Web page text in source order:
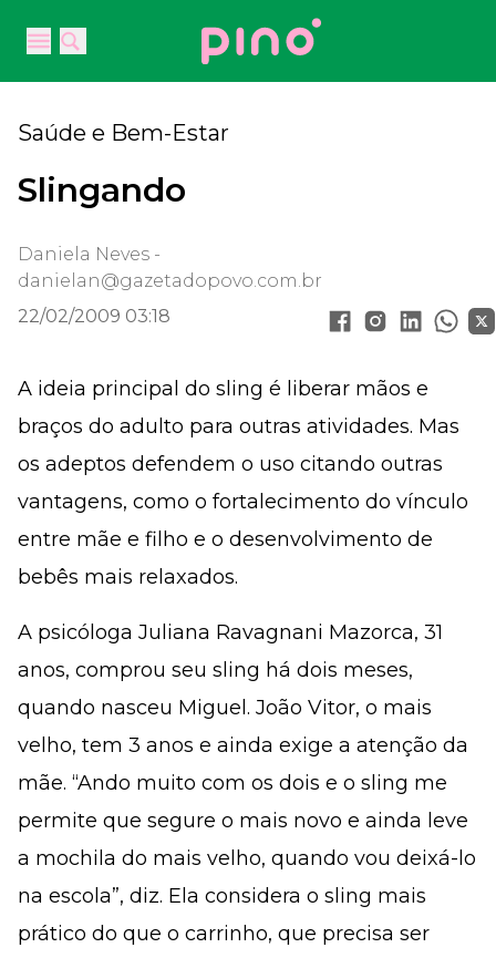
Open main menu
Open main menu
Your Company
Saúde e Bem-Estar
Slingando
Daniela Neves -
danielan@gazetadopovo.com.br
22/02/2009 03:18
A ideia principal do sling é liberar mãos e
braços do adulto para outras atividades. Mas
os adeptos defendem o uso citando outras
vantagens, como o fortalecimento do vínculo
entre mãe e filho e o desenvolvimento de
bebês mais relaxados.
A psicóloga Juliana Ravagnani Mazorca, 31
anos, comprou seu sling há dois meses,
quando nasceu Miguel. João Vitor, o mais
velho, tem 3 anos e ainda exige a atenção da
mãe. “Ando muito com os dois e o sling me
permite que segure o mais novo e ainda leve
a mochila do mais velho, quando vou deixá-lo
na escola”, diz. Ela considera o sling mais
prático do que o carrinho, que precisa ser